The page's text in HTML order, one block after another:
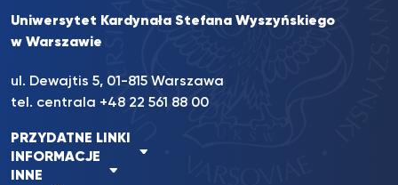
Uniwersytet Kardynała Stefana Wyszyńskiego
w Warszawie
ul. Dewajtis 5, 01-815 Warszawa
tel. centrala +48 22 561 88 00
PRZYDATNE LINKI
INFORMACJE
INNE